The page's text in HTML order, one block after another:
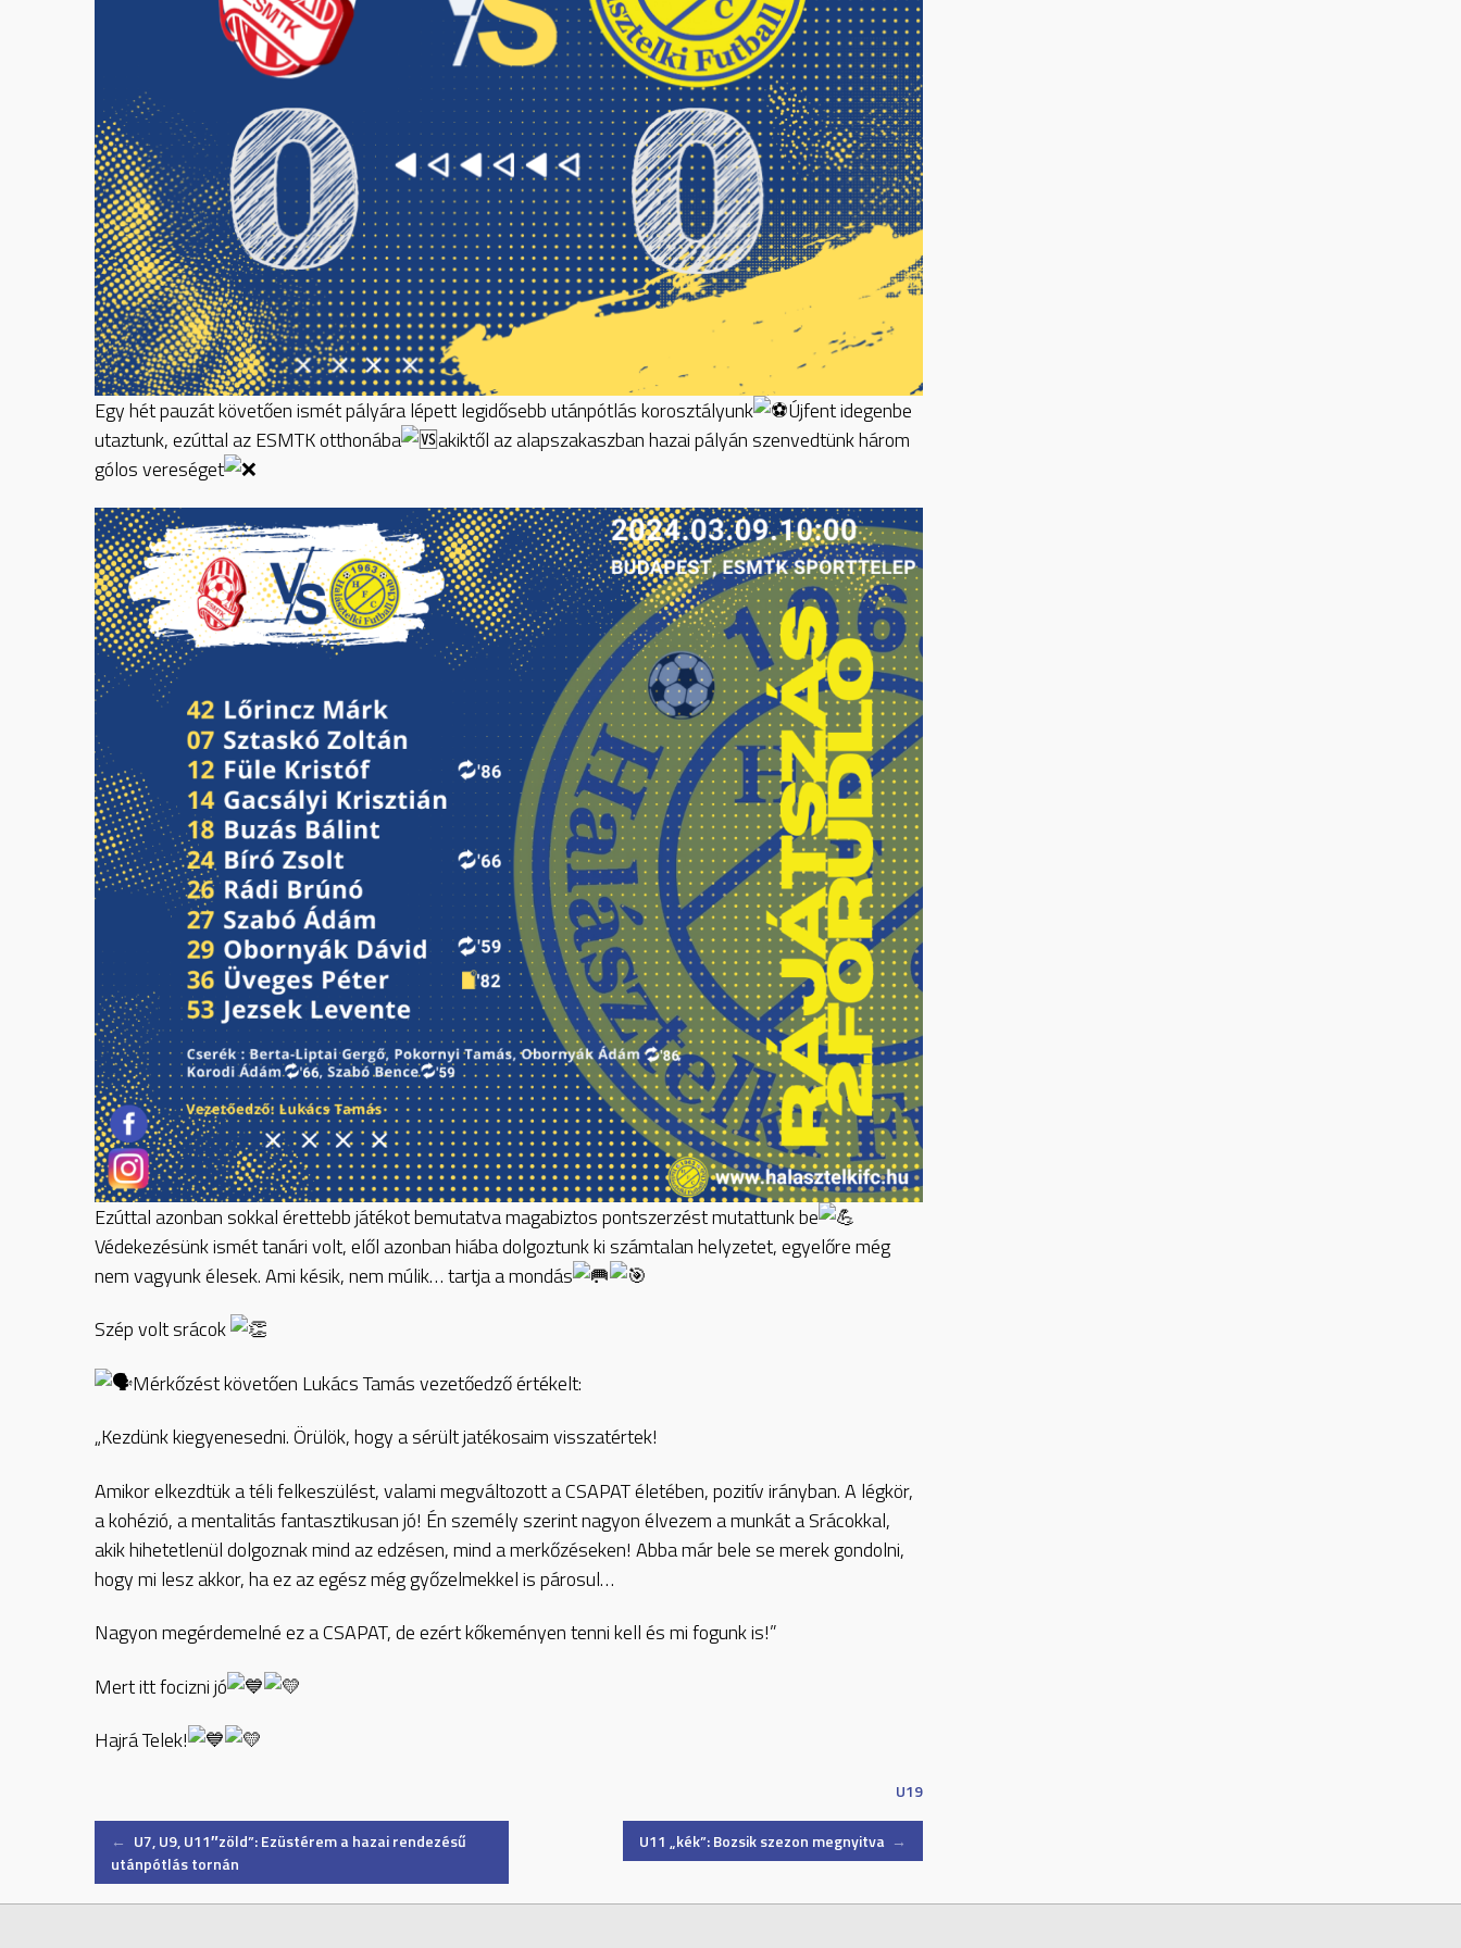
Egy hét pauzát követően ismét pályára lépett legidősebb utánpótlás korosztályunk
Újfent idegenbe
utaztunk, ezúttal az ESMTK otthonába
akiktől az alapszakaszban hazai pályán szenvedtünk három
gólos vereséget
Ezúttal azonban sokkal érettebb játékot bemutatva magabiztos pontszerzést mutattunk be
Védekezésünk ismét tanári volt, elől azonban hiába dolgoztunk ki számtalan helyzetet, egyelőre még
nem vagyunk élesek. Ami késik, nem múlik…tartja a mondás
Szép volt srácok
Mérkőzést követően Lukács Tamás vezetőedző értékelt:
„Kezdünk kiegyenesedni. Örülök, hogy a sérült jatékosaim visszatértek!
Amikor elkezdtük a téli felkeszülést, valami megváltozott a CSAPAT életében, pozitív irányban. A légkör,
a kohézió, a mentalitás fantasztikusan jó! Én személy szerint nagyon élvezem a munkát a Srácokkal,
akik hihetetlenül dolgoznak mind az edzésen, mind a merkőzéseken! Abba már bele se merek gondolni,
hogy mi lesz akkor, ha ez az egész még győzelmekkel is párosul…
Nagyon megérdemelné ez a CSAPAT, de ezért kőkeményen tenni kell és mi fogunk is!”
Mert itt focizni jó
Hajrá Telek!
U19
Post
navigation
← U7, U9, U11″zöld”: Ezüstérem a hazai rendezésű
utánpótlás tornán
U11 „kék”: Bozsik szezon megnyitva →